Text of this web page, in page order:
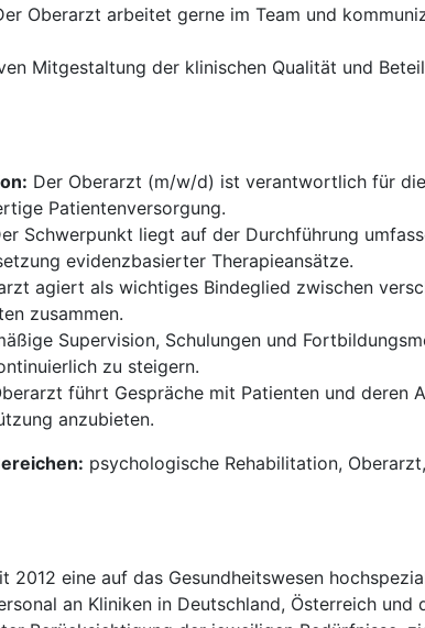
Oberarzt arbeitet gerne im Team und
Mitgestaltung der klinischen Qualität und
Der Oberarzt (m/w/d) ist verantwortlich für
Patientenversorgung.
Schwerpunkt liegt auf der Durchführung
evidenzbasierter Therapieansätze.
agiert als wichtiges Bindeglied zwischen
zusammen.
Supervision, Schulungen und
zu steigern.
führt Gespräche mit Patienten und deren
anzubieten.
psychologische Rehabilitation,
2012 eine auf das Gesundheitswesen
an Kliniken in Deutschland, Österreich und